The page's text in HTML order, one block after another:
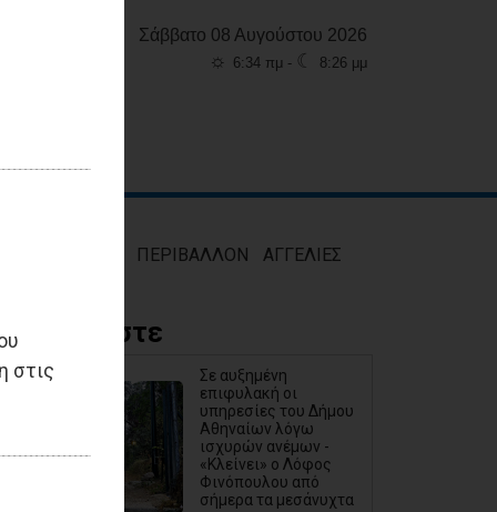
στις
Σάββατο 08 Αυγούστου 2026
☼ 6:34 πμ - ☾ 8:26 μμ
ΠΕΡΙΒΑΛΛΟΝ ΑΓΓΕΛΙΕΣ
Διαβάστε
Σε αυξημένη
επιφυλακή οι
υπηρεσίες του Δήμου
Αθηναίων λόγω
ισχυρών ανέμων -
«Κλείνει» ο Λόφος
Φινόπουλου από
σήμερα τα μεσάνυχτα